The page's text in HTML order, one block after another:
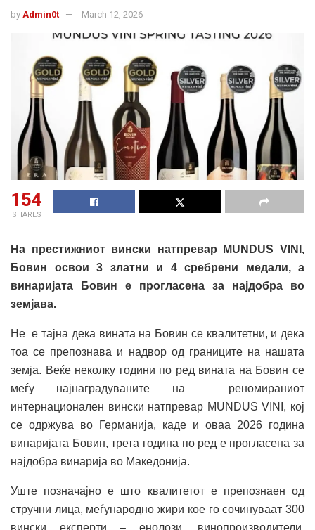
by Admin0t March 12, 2026
154
SHARES
На престижниот вински натпревар MUNDUS VINI ,
Бовин освои 3 златни и 4 сребрени медали, а
винаријата Бовин е прогласена за најдобра во
земјава.
Не е тајна дека вината на Бовин се квалитетни, и дека
тоа се препознава и надвор од границите на нашата
земја. Веќе неколку години по ред вината на Бовин се
меѓу најнаградуваните на реномираниот
интернационален вински натпревар MUNDUS VINI, кој
се одржува во Германија, каде и оваа 2026 година
винаријата Бовин, трета година по ред е прогласена за
најдобра винарија во Македонија.
Уште позначајно е што квалитетот е препознаен од
стручни лица, меѓународно жири кое го сочинуваат 300
вински експерти – енолози, винопроизводители,